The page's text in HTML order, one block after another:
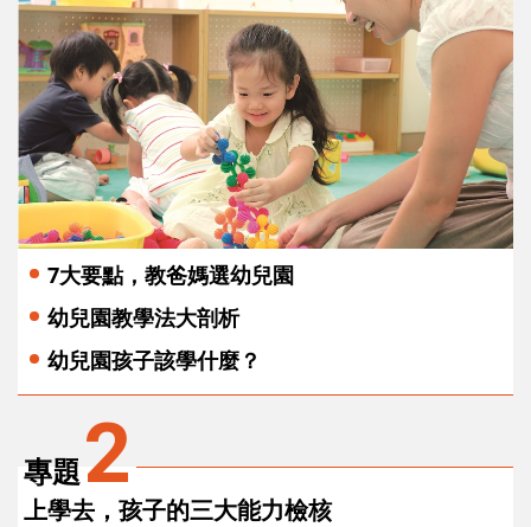
7大要點，教爸媽選幼兒園
幼兒園教學法大剖析
幼兒園孩子該學什麼？
專題2
上學去，孩子的三大能力檢核